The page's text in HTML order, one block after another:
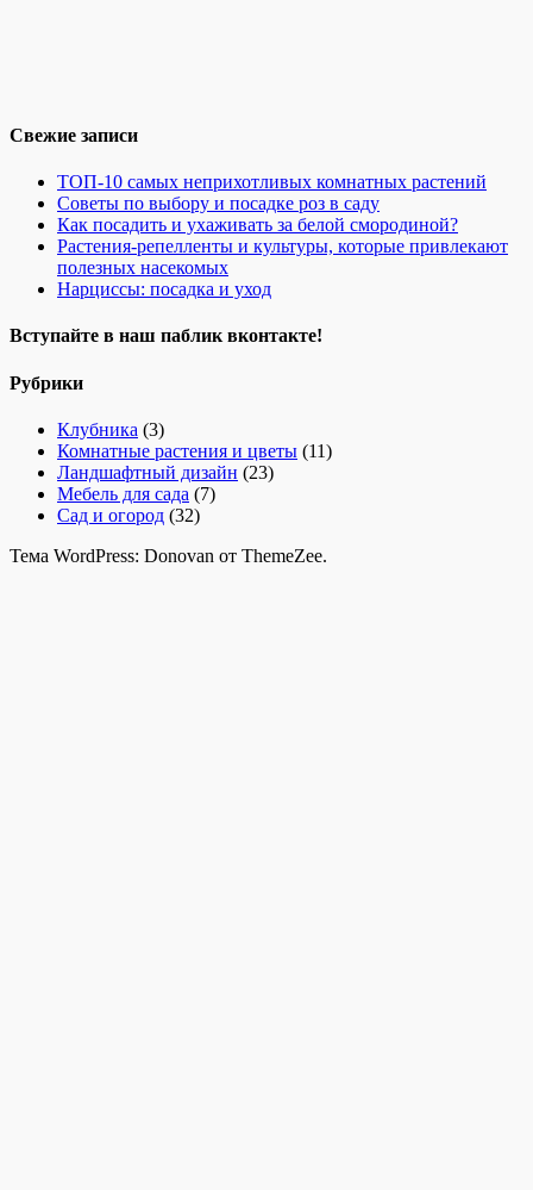
Свежие записи
ТОП-10 самых неприхотливых комнатных растений
Советы по выбору и посадке роз в саду
Как посадить и ухаживать за белой смородиной?
Растения-репелленты и культуры, которые привлекают
полезных насекомых
Нарциссы: посадка и уход
Вступайте в наш паблик вконтакте!
Рубрики
Клубника (3)
Комнатные растения и цветы (11)
Ландшафтный дизайн (23)
Мебель для сада (7)
Сад и огород (32)
Тема WordPress: Donovan от ThemeZee.